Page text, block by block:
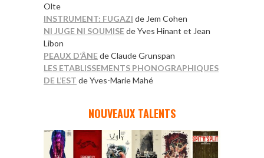
Olte
INSTRUMENT: FUGAZI de Jem Cohen
NI JUGE NI SOUMISEde Yves Hinant et Jean
Libon
PEAUX D’ÂNEde Claude Grunspan
LES ETABLISSEMENTS PHONOGRAPHIQUES
DE L’EST de Yves-Marie Mahé
NOUVEAUX TALENTS